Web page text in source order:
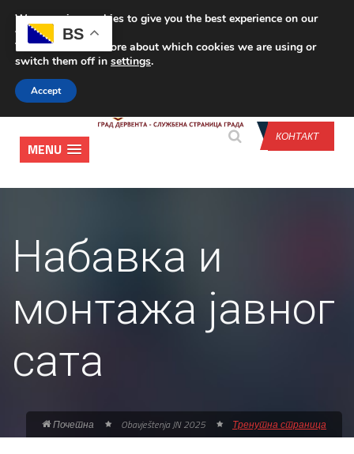
CONTACT US
КОНТАКТ
MENU
Набавка и
монтажа јавног
сата
Почетна Obavještenja JN 2025 Тренутна страница
BS
We are using cookies to give you the best experience on our
website.
You can find out more about which cookies we are using or
switch them off in settings.
Accept